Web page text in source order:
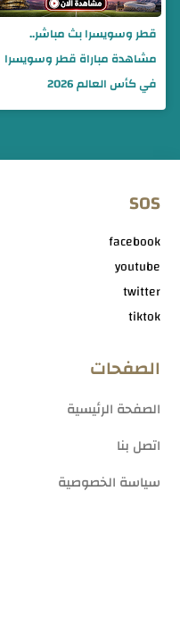
قطر وسويسرا بث مباشر..
مشاهدة مباراة قطر وسويسرا
في كأس العالم 2026
الصفحات
الصفحة الرئيسية
اتصل بنا
سياسة الخصوصية
SOS
facebook
youtube
twitter
tiktok